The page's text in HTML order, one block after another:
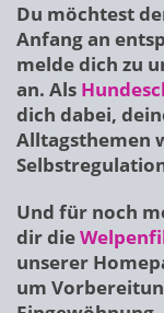
Du möchtest
Anfang an
melde dich zu
an. Als
dich dabei,
Alltagsthemen
Und für noch
dir die
unserer
um